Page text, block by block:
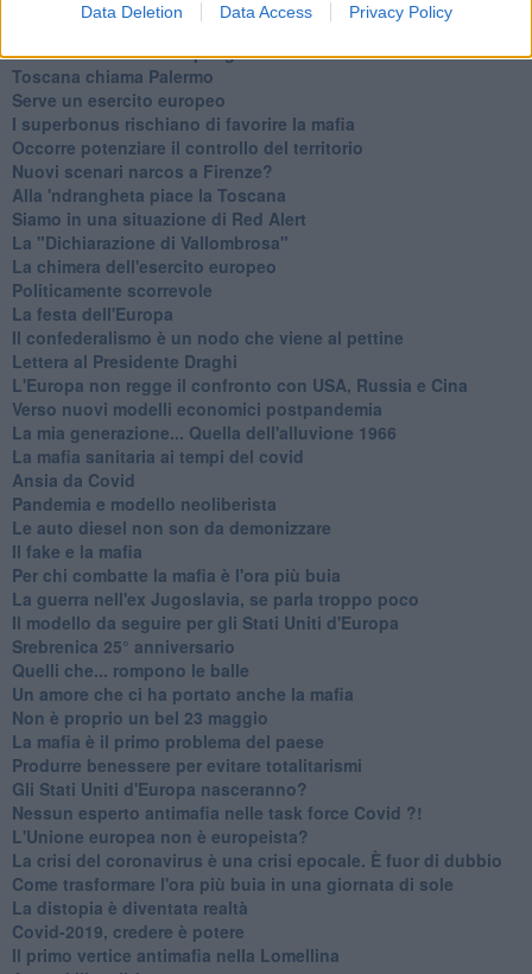
Data Deletion Data Access Privacy Policy
Il “dopo” Matteo Messina Denaro
Vademecum antimafia per gli elettori
Toscana chiama Palermo
Serve un esercito europeo
I superbonus rischiano di favorire la mafia
Occorre potenziare il controllo del territorio
​Nuovi scenari narcos a Firenze?
Alla 'ndrangheta piace la Toscana
Siamo in una situazione di Red Alert
La "Dichiarazione di Vallombrosa"
La chimera dell'esercito europeo
Politicamente scorrevole
La festa dell'Europa
Il confederalismo è un nodo che viene al pettine
Lettera al Presidente Draghi
L'Europa non regge il confronto con USA, Russia e Cina
Verso nuovi modelli economici postpandemia
​La mia generazione... Quella dell'alluvione 1966
​La mafia sanitaria ai tempi del covid
Ansia da Covid
Pandemia e modello neoliberista
Le auto diesel non son da demonizzare
​Il fake e la mafia
Per chi combatte la mafia è l'ora più buia
La guerra nell'ex Jugoslavia, se parla troppo poco
Il modello da seguire per gli Stati Uniti d'Europa
Srebrenica 25° anniversario
Quelli che... rompono le balle
Un amore che ci ha portato anche la mafia
Non è proprio un bel 23 maggio
La mafia è il primo problema del paese
Produrre benessere per evitare totalitarismi
Gli Stati Uniti d'Europa nasceranno?
Nessun esperto antimafia nelle task force Covid ?!
L'Unione europea non è europeista?
La crisi del coronavirus è una crisi epocale. È fuor di dubbio
Come trasformare l'ora più buia in una giornata di sole
​La distopia è diventata realtà
Covid-2019, credere è potere
Il primo vertice antimafia nella Lomellina